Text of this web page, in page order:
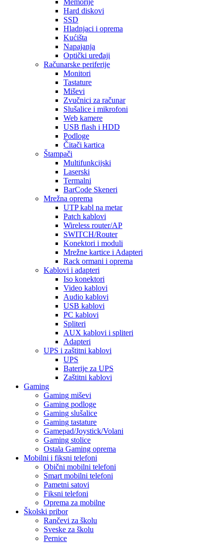
Hard diskovi
SSD
Hladnjaci i oprema
Kućišta
Napajanja
Optički uređaji
Računarske periferije
Monitori
Tastature
Miševi
Zvučnici za računar
Slušalice i mikrofoni
Web kamere
USB flash i HDD
Podloge
Čitači kartica
Štampači
Multifunkcijski
Laserski
Termalni
BarCode Skeneri
Mrežna oprema
UTP kabl na metar
Patch kablovi
Wireless router/AP
SWITCH/Router
Konektori i moduli
Mrežne kartice i Adapteri
Rack ormani i oprema
Kablovi i adapteri
Iso konektori
Video kablovi
Audio kablovi
USB kablovi
PC kablovi
Spliteri
AUX kablovi i spliteri
Adapteri
UPS i zaštitni kablovi
UPS
Baterije za UPS
Zaštitni kablovi
Gaming
Gaming miševi
Gaming podloge
Gaming slušalice
Gaming tastature
Gamepad/Joystick/Volani
Gaming stolice
Ostala Gaming oprema
Mobilni i fiksni telefoni
Obični mobilni telefoni
Smart mobilni telefoni
Pametni satovi
Fiksni telefoni
Oprema za mobilne
Školski pribor
Rančevi za školu
Sveske za školu
Pernice